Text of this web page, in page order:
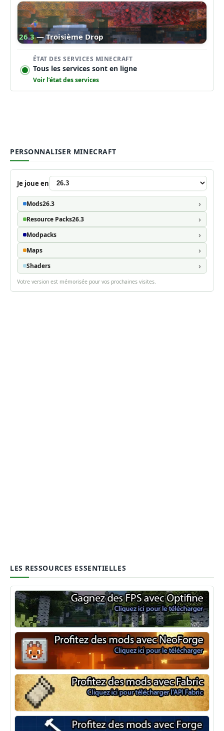
26.3 — Troisième Drop
ÉTAT DES SERVICES MINECRAFT
Tous les services sont en ligne
Voir l’état des services
PERSONNALISER MINECRAFT
Je joue en
Mods26.3
Resource Packs26.3
Modpacks
Maps
Shaders
Votre version est mémorisée pour vos prochaines visites.
LES RESSOURCES ESSENTIELLES
Optifine
NeoForge
Minecraft Fabric